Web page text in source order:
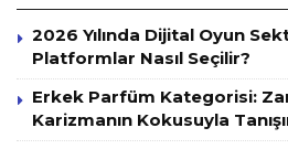
2026 Yılında Dijital Oyun
Platformlar Nasıl Seçilir?
Erkek Parfüm Kategorisi:
Karizmanın Kokusuyla